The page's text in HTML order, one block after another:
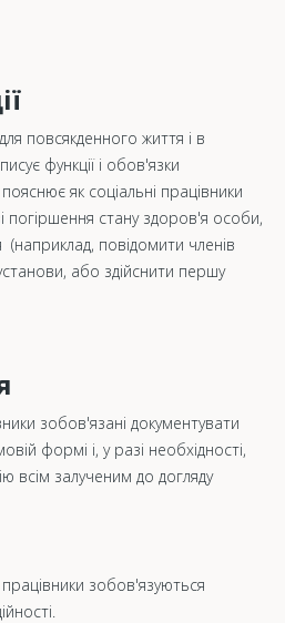
повсякденного життя і в
функції і обов'язки
як соціальні працівники
погіршення стану здоров'я особи,
повідомити членів
або здійснити першу
зобов'язані документувати
формі і, у разі необхідності,
всім залученим до догляду
зобов'язуються